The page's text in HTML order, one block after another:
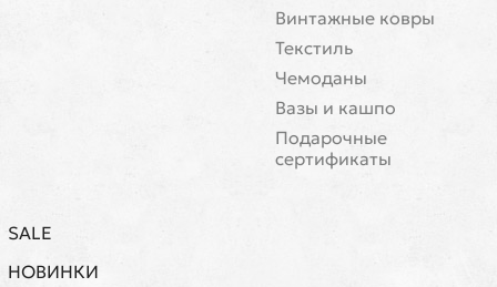
Винтажные ковры
Текстиль
Чемоданы
Вазы и кашпо
Подарочные
сертификаты
SALE
НОВИНКИ